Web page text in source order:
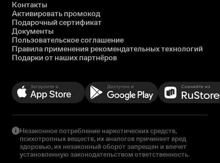
Контакты
Активировать промокод
Подарочный сертификат
Документы
Пользовательское соглашение
Правила применения рекомендательных технологий
Подарки от наших партнёров
Незаконное потребление наркотических средств,
психотропных веществ, их аналогов причиняет вред
здоровью, их незаконный оборот запрещен и влечет
установленную законодательством ответственность.